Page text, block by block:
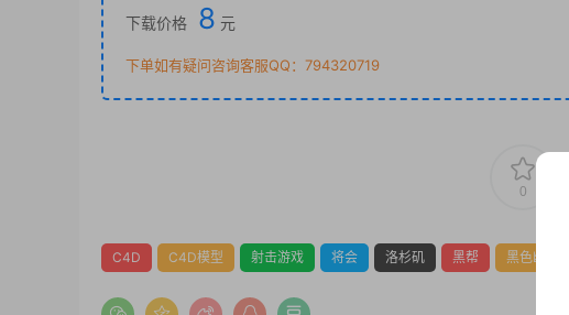
下载价格 8 元
下单如有疑问咨询客服QQ：794320719
0
C4D C4D模型 射击游戏 将会 洛杉矶 黑帮 黑色幽默